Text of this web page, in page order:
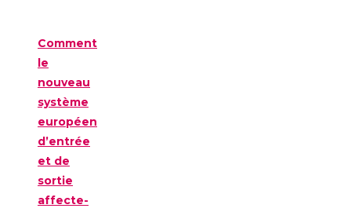
Comment
le
nouveau
système
européen
d’entrée
et de
sortie
affecte-